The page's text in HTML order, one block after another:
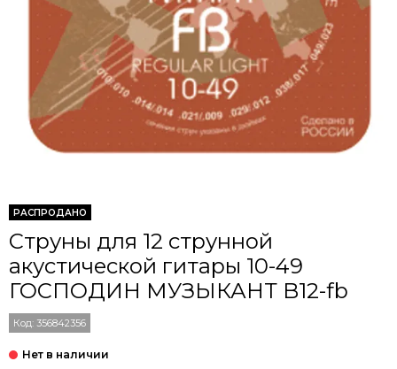
РАСПРОДАНО
Струны для 12 струнной
акустической гитары 10-49
ГОСПОДИН МУЗЫКАНТ B12-fb
Код: 356842356